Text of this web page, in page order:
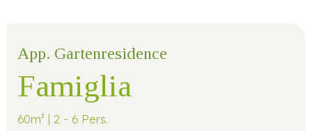
App. Gartenresidence
Famiglia
60m² | 2 - 6 Pers.